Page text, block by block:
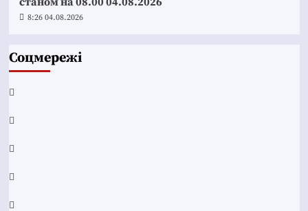
8:26 04.08.2026
Соцмережі
Facebook
YouTube
Telegram
Instagram
Twitter